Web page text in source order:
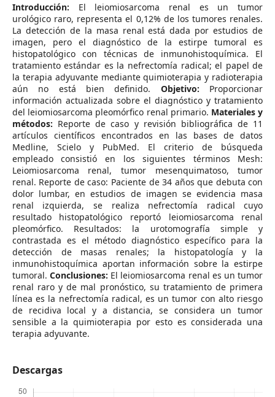
Introducción: El leiomiosarcoma renal es un tumor
urológico raro, representa el 0,12% de los tumores renales.
La detección de la masa renal está dada por estudios de
imagen, pero el diagnóstico de la estirpe tumoral es
histopatológico con técnicas de inmunohistoquímica. El
tratamiento estándar es la nefrectomía radical; el papel de
la terapia adyuvante mediante quimioterapia y radioterapia
aún no está bien definido. Objetivo: Proporcionar
información actualizada sobre el diagnóstico y tratamiento
del leiomiosarcoma pleomórfico renal primario. Materiales y
métodos: Reporte de caso y revisión bibliográfica de 11
artículos científicos encontrados en las bases de datos
Medline, Scielo y PubMed. El criterio de búsqueda
empleado consistió en los siguientes términos Mesh:
Leiomiosarcoma renal, tumor mesenquimatoso, tumor
renal. Reporte de caso: Paciente de 34 años que debuta con
dolor lumbar, en estudios de imagen se evidencia masa
renal izquierda, se realiza nefrectomía radical cuyo
resultado histopatológico reportó leiomiosarcoma renal
pleomórfico. Resultados: la urotomografía simple y
contrastada es el método diagnóstico específico para la
detección de masas renales; la histopatología y la
inmunohistoquímica aportan información sobre la estirpe
tumoral.Conclusiones: El leiomiosarcoma renal es un tumor
renal raro y de mal pronóstico, su tratamiento de primera
línea es la nefrectomía radical, es un tumor con alto riesgo
de recidiva local y a distancia, se considera un tumor
sensible a la quimioterapia por esto es considerada una
terapia adyuvante.
Descargas